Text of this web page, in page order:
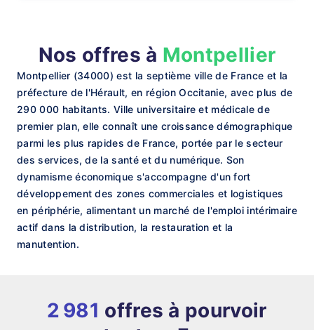
Nos offres à Montpellier
Montpellier (34000) est la septième ville de France et la
préfecture de l'Hérault, en région Occitanie, avec plus de
290 000 habitants. Ville universitaire et médicale de
premier plan, elle connaît une croissance démographique
parmi les plus rapides de France, portée par le secteur
des services, de la santé et du numérique. Son
dynamisme économique s'accompagne d'un fort
développement des zones commerciales et logistiques
en périphérie, alimentant un marché de l'emploi intérimaire
actif dans la distribution, la restauration et la
manutention.
2 981 offres à pourvoir